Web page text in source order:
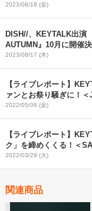
2023/08/18 (金)
DISH//、KEYTALK出
AUTUMN』10月に開催
2023/08/17 (木)
【ライブレポート】
ァンとお祭り騒ぎに！
2022/05/06 (金)
【ライブレポート】
ク」を締めくくる！＜
2022/03/29 (火)
関連商品